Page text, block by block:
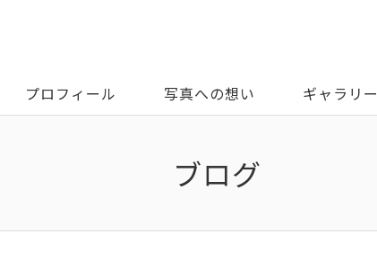
プロフィール 写真への想い ギャラリー
ブログ